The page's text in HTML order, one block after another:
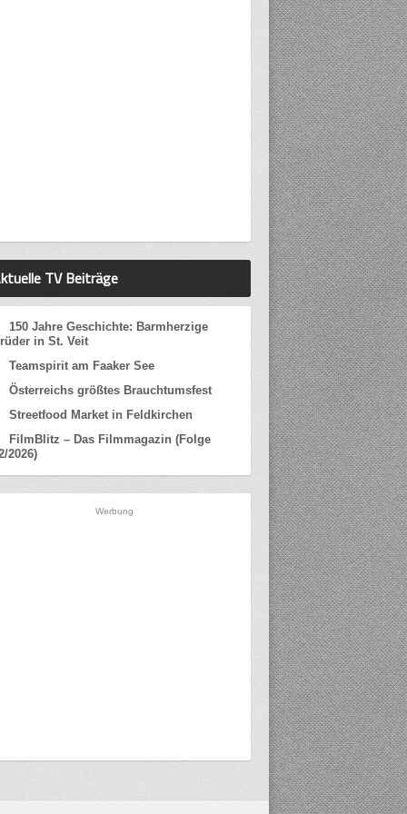
TV Beiträge
150 Jahre Geschichte: Barmherzige
in St. Veit
Teamspirit am Faaker See
Österreichs größtes Brauchtumsfest
Streetfood Market in Feldkirchen
FilmBlitz – Das Filmmagazin (Folge
2026)
Werbung